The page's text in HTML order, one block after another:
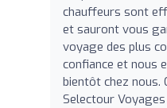
chauffeurs sont
et sauront vous
voyage des plus
confiance et nous
bientôt chez nous.
Selectour